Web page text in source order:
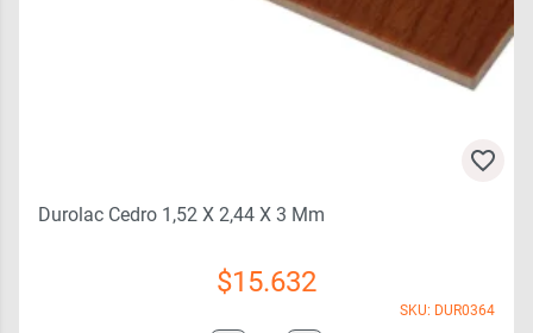
Durolac Cedro 1,52 X 2,44 X 3 Mm
$15.632
SKU: DUR0364